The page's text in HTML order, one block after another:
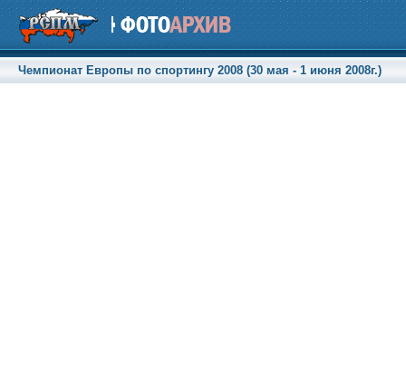
Чемпионат Европы по спортингу 2008 (30 мая - 1 июня 2008г.)